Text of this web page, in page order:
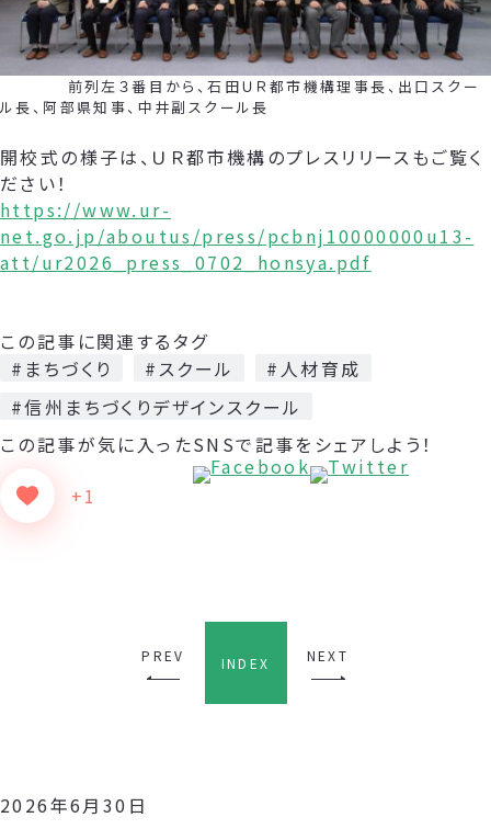
前列左３番目から、石田ＵＲ都市機構理事長、出口スクー
ル長、阿部県知事、中井副スクール長
開校式の様子は、ＵＲ都市機構のプレスリリースもご覧く
ださい！
https://www.ur-
net.go.jp/aboutus/press/pcbnj10000000u13-
att/ur2026_press_0702_honsya.pdf
この記事に関連するタグ
#まちづくり
#スクール
#人材育成
#信州まちづくりデザインスクール
この記事が気に入った
+1
SNSで記事をシェアしよう！
PREV INDEX NEXT
2026年6月30日